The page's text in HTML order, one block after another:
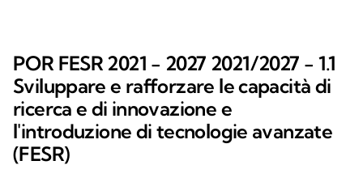
POR FESR 2021 - 2027 2021/2027 - 1.1
Sviluppare e rafforzare le capacità di
ricerca e di innovazione e
l'introduzione di tecnologie avanzate
(FESR)